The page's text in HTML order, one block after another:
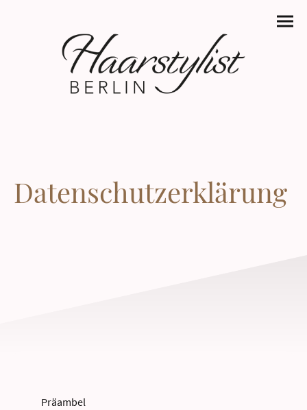
Datenschutzerklärung
Präambel